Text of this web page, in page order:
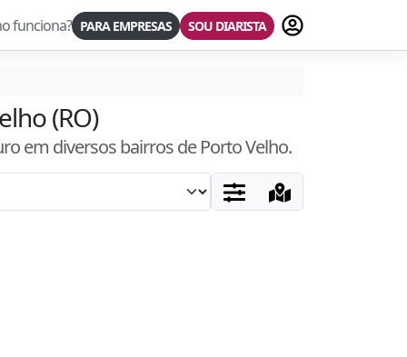
funciona? PARA EMPRESAS SOU DIARISTA Fazer login
(RO)
em diversos bairrosde Porto Velho.